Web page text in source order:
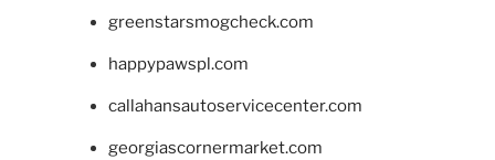
greenstarsmogcheck.com
happypawspl.com
callahansautoservicecenter.com
georgiascornermarket.com